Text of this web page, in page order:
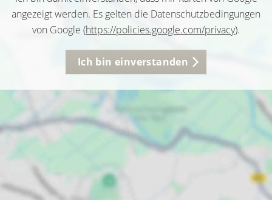
angezeigt werden. Es gelten die Datenschutzbedingungen
von Google (https://policies.google.com/privacy).
Ich bin einverstanden